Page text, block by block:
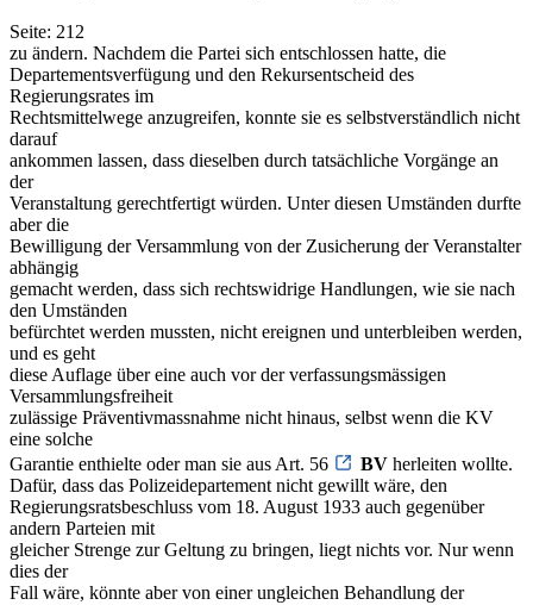
Seite: 212
zu ändern. Nachdem die Partei sich entschlossen hatte, die
Departementsverfügung und den Rekursentscheid des
Regierungsrates im
Rechtsmittelwege anzugreifen, konnte sie es selbstverständlich nicht
darauf
ankommen lassen, dass dieselben durch tatsächliche Vorgänge an
der
Veranstaltung gerechtfertigt würden. Unter diesen Umständen durfte
aber die
Bewilligung der Versammlung von der Zusicherung der Veranstalter
abhängig
gemacht werden, dass sich rechtswidrige Handlungen, wie sie nach
den Umständen
befürchtet werden mussten, nicht ereignen und unterbleiben werden,
und es geht
diese Auflage über eine auch vor der verfassungsmässigen
Versammlungsfreiheit
zulässige Präventivmassnahme nicht hinaus, selbst wenn die KV
eine solche
Garantie enthielte oder man sie aus Art. 56
BV herleiten wollte.
Dafür, dass das Polizeidepartement nicht gewillt wäre, den
Regierungsratsbeschluss vom 18. August 1933 auch gegenüber
andern Parteien mit
gleicher Strenge zur Geltung zu bringen, liegt nichts vor. Nur wenn
dies der
Fall wäre, könnte aber von einer ungleichen Behandlung der